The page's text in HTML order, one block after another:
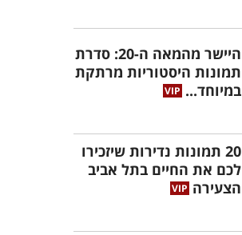
היישר מהמאה ה-20: סדרת
תמונות היסטוריות מרתקת
במיוחד...
20 תמונות נדירות שיזכירו
לכם את החיים בתל אביב
הצעירה